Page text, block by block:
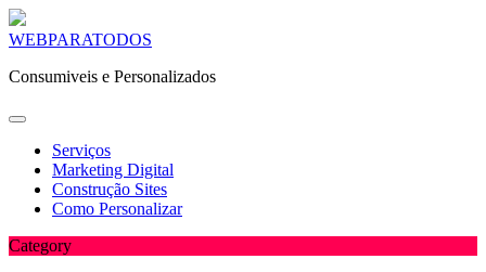
Skip
content
WEBPARATODOS
Consumiveis e Personalizados
Serviços
Marketing Digital
Construção Sites
Como Personalizar
Category